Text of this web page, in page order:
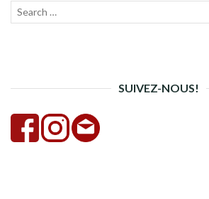
Recherche
SUIVEZ-NOUS!